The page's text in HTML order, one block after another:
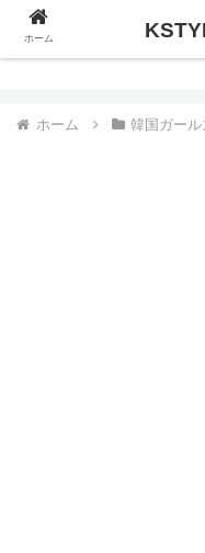
ホーム 韓国ガー
ホーム